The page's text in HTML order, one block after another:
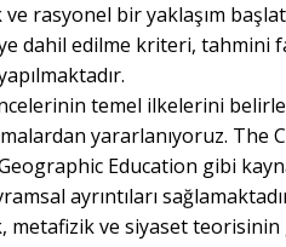
rasyonel bir yaklaşım
dahil edilme kriteri, tahmini
temel ilkelerini
yararlanıyoruz. The
Education gibi
ayrıntıları
metafizik ve siyaset